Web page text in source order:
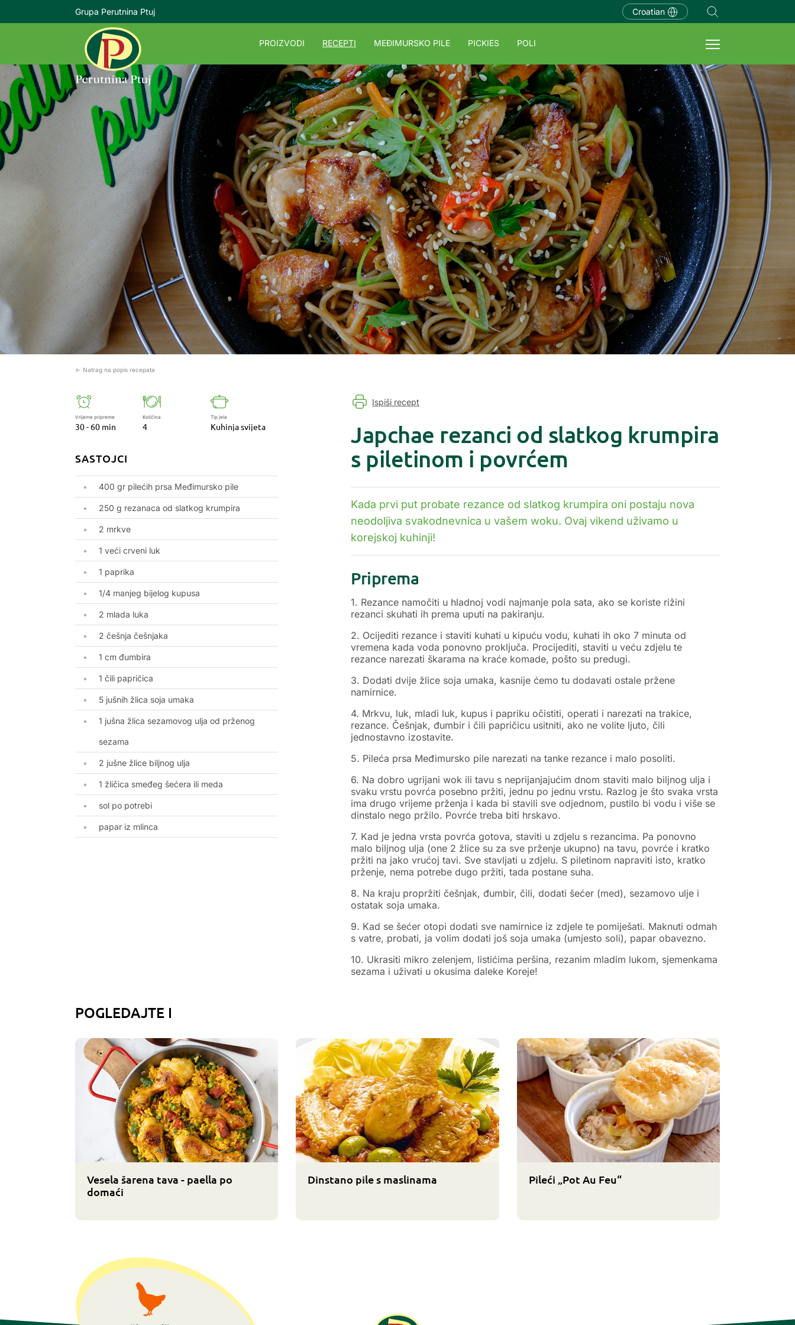
Grupa Perutnina Ptuj Croatian
PROIZVODI RECEPTI MEĐIMURSKO PILE PICKIES POLI
← Natrag na popis recepata
Vrijeme pripreme
30 - 60 min
Količina
4
Tip jela
Kuhinja svijeta
SASTOJCI
400 gr pilećih prsa Međimursko pile
250 g rezanaca od slatkog krumpira
2 mrkve
1 veći crveni luk
1 paprika
1/4 manjeg bijelog kupusa
2 mlada luka
2 češnja češnjaka
1 cm đumbira
1 čili papričica
5 jušnih žlica soja umaka
1 jušna žlica sezamovog ulja od prženog
sezama
2 jušne žlice biljnog ulja
1 žličica smeđeg šećera ili meda
sol po potrebi
papar iz mlinca
Ispiši recept
Japchae rezanci od slatkog krumpira
s piletinom i povrćem
Kada prvi put probate rezance od slatkog krumpira oni postaju nova
neodoljiva svakodnevnica u vašem woku. Ovaj vikend uživamo u
korejskoj kuhinji!
Priprema
1. Rezance namočiti u hladnoj vodi najmanje pola sata, ako se koriste rižini
rezanci skuhati ih prema uputi na pakiranju.
2. Ocijediti rezance i staviti kuhati u kipuću vodu, kuhati ih oko 7 minuta od
vremena kada voda ponovno proključa. Procijediti, staviti u veću zdjelu te
rezance narezati škarama na kraće komade, pošto su predugi.
3. Dodati dvije žlice soja umaka, kasnije ćemo tu dodavati ostale pržene
namirnice.
4. Mrkvu, luk, mladi luk, kupus i papriku očistiti, operati i narezati na trakice,
rezance. Češnjak, đumbir i čili papričicu usitniti, ako ne volite ljuto, čili
jednostavno izostavite.
5. Pileća prsa Međimursko pile narezati na tanke rezance i malo posoliti.
6. Na dobro ugrijani wok ili tavu s neprijanjajućim dnom staviti malo biljnog ulja i
svaku vrstu povrća posebno pržiti, jednu po jednu vrstu. Razlog je što svaka vrsta
ima drugo vrijeme prženja i kada bi stavili sve odjednom, pustilo bi vodu i više se
dinstalo nego pržilo. Povrće treba biti hrskavo.
7. Kad je jedna vrsta povrća gotova, staviti u zdjelu s rezancima. Pa ponovno
malo biljnog ulja (one 2 žlice su za sve prženje ukupno) na tavu, povrće i kratko
pržiti na jako vrućoj tavi. Sve stavljati u zdjelu. S piletinom napraviti isto, kratko
prženje, nema potrebe dugo pržiti, tada postane suha.
8. Na kraju propržiti češnjak, đumbir, čili, dodati šećer (med), sezamovo ulje i
ostatak soja umaka.
9. Kad se šećer otopi dodati sve namirnice iz zdjele te pomiješati. Maknuti odmah
s vatre, probati, ja volim dodati još soja umaka (umjesto soli), papar obavezno.
10. Ukrasiti mikro zelenjem, listićima peršina, rezanim mladim lukom, sjemenkama
sezama i uživati u okusima daleke Koreje!
POGLEDAJTE I
Vesela šarena tava - paella po
domaći
Dinstano pile s maslinama Pileći „Pot Au Feu“